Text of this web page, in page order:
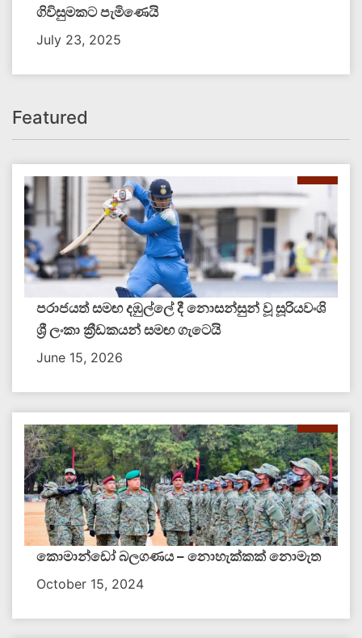
ගිවිසුමකට පැමිණෙයි
July 23, 2025
Featured
පරාජයත් සමඟ දඹුල්ලේ දී නොසන්සුන් වූ සූරියවංශි
ශ්‍රී ලංකා ක්‍රීඩකයන් සමඟ ගැටෙයි
June 15, 2026
කොමාන්ඩෝ බලගණය – නොහැක්කක් නොමැත​
October 15, 2024